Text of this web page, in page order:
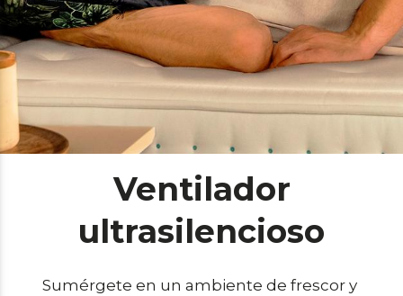
Ventilador
ultrasilencioso
Sumérgete en un ambiente de frescor y